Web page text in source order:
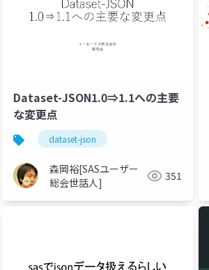
Dataset-JSON1.0⇒1.1への主要
な変更点
dataset-json
森岡裕[SASユーザー
総会世話人]
351